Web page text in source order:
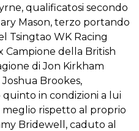
qualificatosi secondo
Mason, terzo portando
Tsingtao WK Racing
Campione della British
di Jon Kirkham
Joshua Brookes,
in condizioni a lui
rispetto al proprio
Bridewell, caduto al